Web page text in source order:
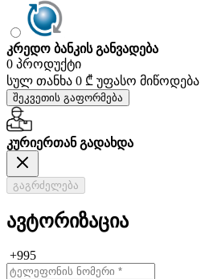
კრედო ბანკის განვადება
0 პროდუქტი
სულ თანხა 0 ₾ უფასო მიწოდება
შეკვეთის გაფორმება
კურიერთან გადახდა
გაგრძელება
ავტორიზაცია
+995